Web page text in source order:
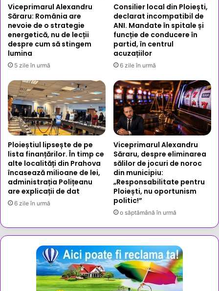
Viceprimarul Alexandru
Săraru: România are
nevoie de o strategie
energetică, nu de lecții
despre cum să stingem
lumina
5 zile în urmă
Consilier local din Ploiești,
declarat incompatibil de
ANI. Mandate în spitale și
funcție de conducere în
partid, în centrul
acuzațiilor
6 zile în urmă
Ploieștiul lipsește de pe
lista finanțărilor. În timp ce
alte localități din Prahova
încasează milioane de lei,
administrația Polițeanu
are explicații de dat
6 zile în urmă
Viceprimarul Alexandru
Săraru, despre eliminarea
sălilor de jocuri de noroc
din municipiu:
„Responsabilitate pentru
Ploiești, nu oportunism
politic!”
o săptămână în urmă